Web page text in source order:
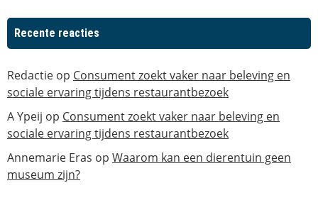
Recente reacties
Redactie op Consument zoekt vaker naar beleving en
sociale ervaring tijdens restaurantbezoek
A Ypeij op Consument zoekt vaker naar beleving en
sociale ervaring tijdens restaurantbezoek
Annemarie Eras op Waarom kan een dierentuin geen
museum zijn?